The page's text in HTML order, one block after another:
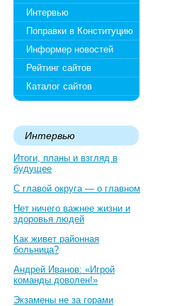
Интервью
Поправки в Конституцию
Информер новостей
Рейтинг сайтов
Каталог сайтов
Интервью
Итоги, планы и взгляд в
будущее
С главой округа — о главном
Нет ничего важнее жизни и
здоровья людей
Как живет районная
больница?
Андрей Иванов: «Игрой
команды доволен!»
Экзамены не за горами